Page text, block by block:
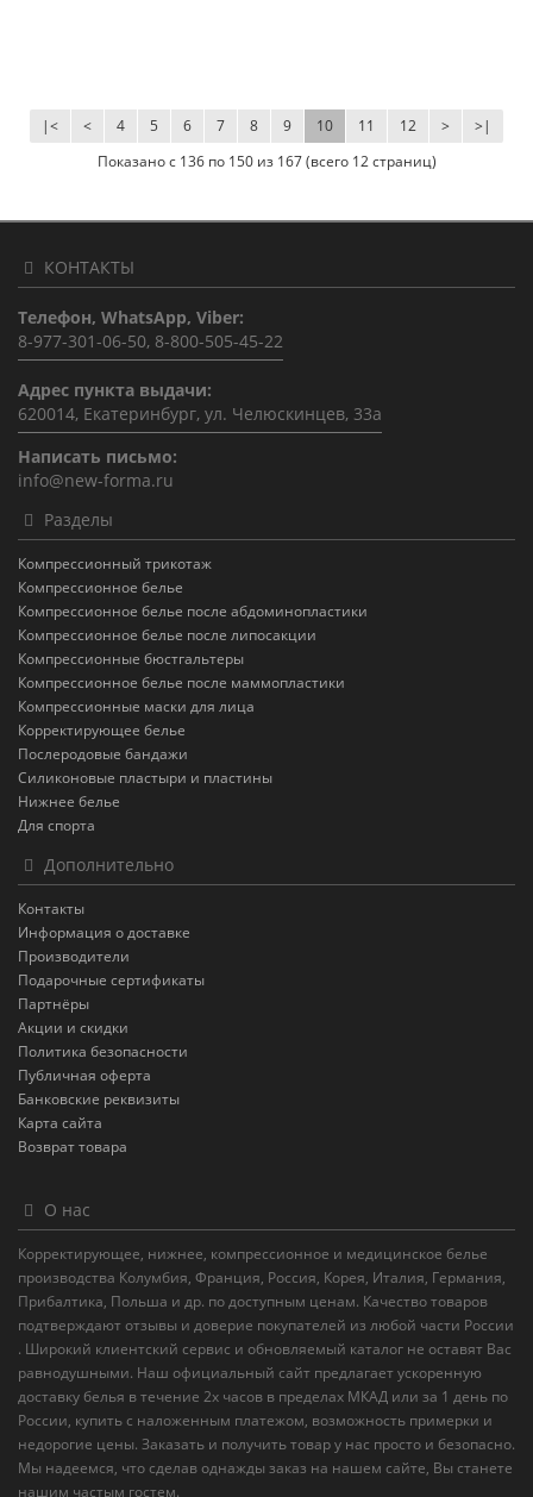
|< < 4 5 6 7 8 9 10 11 12 > >|
Показано с 136 по 150 из 167 (всего 12 страниц)
КОНТАКТЫ
Телефон, WhatsApp, Viber:
8-977-301-06-50, 8-800-505-45-22
Адрес пункта выдачи:
620014, Екатеринбург, ул. Челюскинцев, 33а
Написать письмо:
info@new-forma.ru
Разделы
Компрессионный трикотаж
Компрессионное белье
Компрессионное белье после абдоминопластики
Компрессионное белье после липосакции
Компрессионные бюстгальтеры
Компрессионное белье после маммопластики
Компрессионные маски для лица
Корректирующее белье
Послеродовые бандажи
Силиконовые пластыри и пластины
Нижнее белье
Для спорта
Дополнительно
Контакты
Информация о доставке
Производители
Подарочные сертификаты
Партнёры
Акции и скидки
Политика безопасности
Публичная оферта
Банковские реквизиты
Карта сайта
Возврат товара
О нас
Корректирующее, нижнее, компрессионное и медицинское белье
производства Колумбия, Франция, Россия, Корея, Италия, Германия,
Прибалтика, Польша и др. по доступным ценам. Качество товаров
подтверждают отзывы и доверие покупателей из любой части России
. Широкий клиентский сервис и обновляемый каталог не оставят Вас
равнодушными. Наш официальный сайт предлагает ускоренную
доставку белья в течение 2х часов в пределах МКАД или за 1 день по
России, купить с наложенным платежом, возможность примерки и
недорогие цены. Заказать и получить товар у нас просто и безопасно.
Мы надеемся, что сделав однажды заказ на нашем сайте, Вы станете
нашим частым гостем.